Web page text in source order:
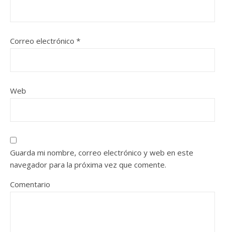
Correo electrónico *
Web
Guarda mi nombre, correo electrónico y web en este
navegador para la próxima vez que comente.
Comentario